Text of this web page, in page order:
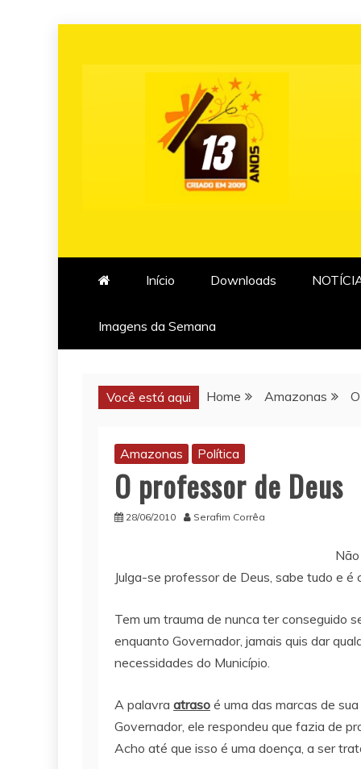
Início Downloads
Imagens da Semana
Você está aqui Home Amazonas
Amazonas Política
O professor de Deus
28/06/2010 Serafim Corrêa
Julga-se professor de Deus, sabe tudo e
Tem um trauma de nunca ter conseguido
enquanto Governador, jamais quis dar
necessidades do Município.
A palavra atraso é uma das marcas de
Governador, ele respondeu que fazia de
Acho até que isso é uma doença, a ser